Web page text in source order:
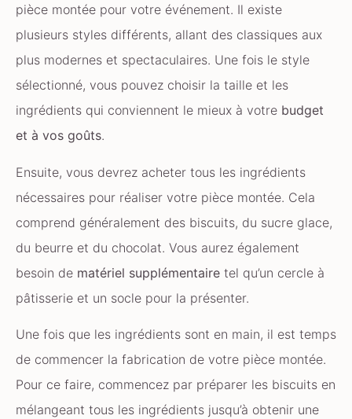
pièce montée pour votre événement. Il existe
plusieurs styles différents, allant des classiques aux
plus modernes et spectaculaires. Une fois le style
sélectionné, vous pouvez choisir la taille et les
ingrédients qui conviennent le mieux à votre budget
et à vos goûts.
Ensuite, vous devrez acheter tous les ingrédients
nécessaires pour réaliser votre pièce montée. Cela
comprend généralement des biscuits, du sucre glace,
du beurre et du chocolat. Vous aurez également
besoin de matériel supplémentaire tel qu’un cercle à
pâtisserie et un socle pour la présenter.
Une fois que les ingrédients sont en main, il est temps
de commencer la fabrication de votre pièce montée.
Pour ce faire, commencez par préparer les biscuits en
mélangeant tous les ingrédients jusqu’à obtenir une